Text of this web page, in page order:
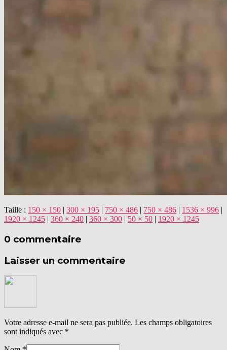
Taille : 150 × 150 | 300 × 195 | 750 × 486 | 750 × 486 | 1536 × 996 |
1920 × 1245 | 360 × 240 | 360 × 300 | 50 × 50 | 1920 × 1245
0 commentaire
Laisser un commentaire
Votre adresse e-mail ne sera pas publiée. Les champs obligatoires
sont indiqués avec *